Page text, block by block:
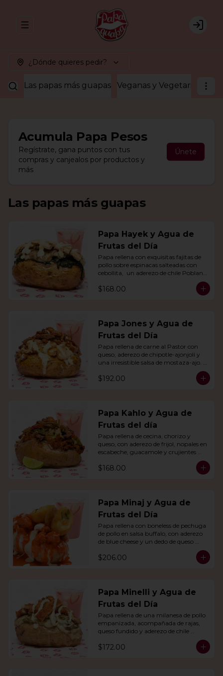
Abrir menu de navegación Login
¿Dónde quieres pedir?
Las papas más guapas Veganas y Vegetarianas
Acumula Papa Pesos
Regístrate, gana puntos con tus
compras y canjealos por productos y
más
Únete
Las papas más guapas
Papa Hayek y Agua de
Frutas del Día
Papa rellena con exquisitas fajitas de
pollo sobre espinacas salteadas con
cebollita,  un aderezo de chile Poblano.
$168.00
Papa Jones y Agua de
Frutas del Día
Papa rellena de carne al Pastor con
queso, aderezo de chipotle-ajonjolí y
una irresistible salsa de mostaza-ajo.
$192.00
Papa Kahlo y Agua de
Frutas del día
Papa rellena de cecina, chorizo y
queso, con aderezo de frijol, nopales en
escabeche, guacamole y crujientes
$168.00
Papa Minaj y Agua de
Frutas del Día
Papa rellena con boneless de pechuga
de pollo en salsa buffalo, con aderezo
de blue cheese y un dedo de queso
relleno de jalapeño. Con agua del día.
$206.00
Papa Minelli y Agua de
Frutas del Día
Papa rellena de una milanesa de pollo
empanizada, acompañada de rajas,
queso fundido y aderezo de chile
día.
$172.00